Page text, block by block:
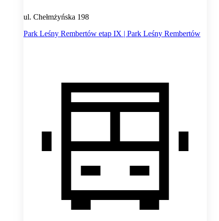
ul. Chełmżyńska 198
Park Leśny Rembertów etap IX | Park Leśny Rembertów